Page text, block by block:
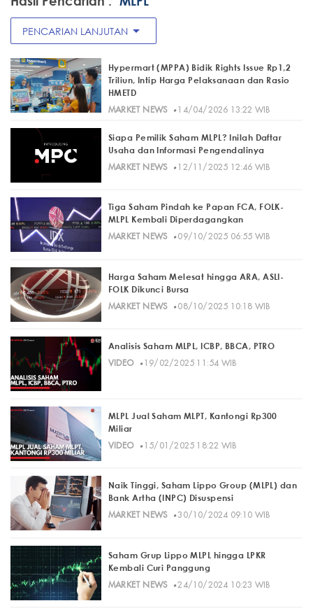
PENCARIAN LANJUTAN arrow_drop_down
Hypermart (MPPA) Bidik Rights Issue Rp1,2
Triliun, Intip Harga Pelaksanaan dan Rasio
HMETD
MARKET NEWS· 14/04/2026 13:22 WIB
Siapa Pemilik Saham MLPL? Inilah Daftar
Usaha dan Informasi Pengendalinya
MARKET NEWS· 12/11/2025 12:46 WIB
Tiga Saham Pindah ke Papan FCA, FOLK-
MLPL Kembali Diperdagangkan
MARKET NEWS· 09/10/2025 06:55 WIB
Harga Saham Melesat hingga ARA, ASLI-
FOLK Dikunci Bursa
MARKET NEWS· 08/10/2025 10:18 WIB
Analisis Saham MLPL, ICBP, BBCA, PTRO
VIDEO· 19/02/2025 11:54 WIB
MLPL Jual Saham MLPT, Kantongi Rp300
Miliar
VIDEO· 15/01/2025 18:22 WIB
Naik Tinggi, Saham Lippo Group (MLPL) dan
Bank Artha (INPC) Disuspensi
MARKET NEWS· 30/10/2024 09:10 WIB
Saham Grup Lippo MLPL hingga LPKR
Kembali Curi Panggung
MARKET NEWS· 24/10/2024 10:23 WIB